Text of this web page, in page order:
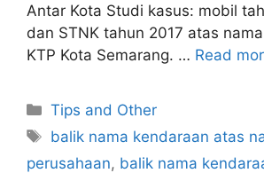
Antar Kota Studi kasus: mobil
dan STNK tahun 2017 atas
KTP Kota Semarang. … Read
Categories
Tips and Other
Tags
balik nama kendaraan atas
perusahaan, balik nama